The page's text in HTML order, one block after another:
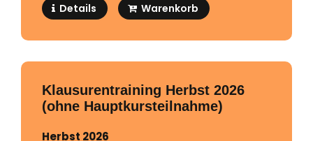
Details Warenkorb
Klausurentraining Herbst 2026
(ohne Hauptkursteilnahme)
Herbst 2026